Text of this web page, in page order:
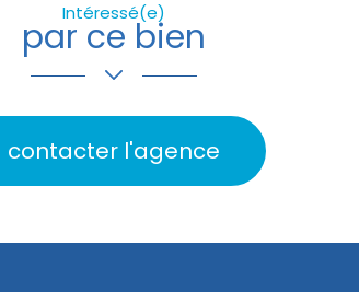
Intéressé(e)
par ce bien
contacter l'agence